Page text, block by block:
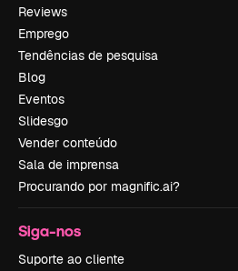
Reviews
Emprego
Tendências de pesquisa
Blog
Eventos
Slidesgo
Vender conteúdo
Sala de imprensa
Procurando por magnific.ai?
Siga-nos
Suporte ao cliente